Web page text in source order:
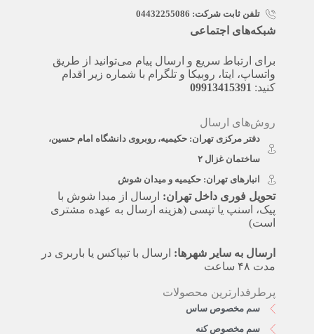
تلفن ثابت شرکت: 04432255086
شبکه‌های اجتماعی
برای ارتباط سریع و ارسال پیام می‌توانید از طریق
واتساپ، ایتا، روبیکا و تلگرام با شماره زیر اقدام
کنید: 09913415391
روش‌های ارسال
دفتر مرکزی تهران: حکیمیه، روبروی دانشگاه امام حسین،
ساختمان غزال ۲
انبارهای تهران: حکیمیه و میدان شوش
تحویل فوری داخل تهران: ارسال از مبدا شوش با
پیک، اسنپ یا تپسی (هزینه ارسال به عهده مشتری
است)
ارسال به سایر شهرها: ارسال با تیپاکس یا باربری در
مدت ۴۸ ساعت
پرطرفدارترین محصولات
سم مخصوص ساس
سم مخصوص کنه